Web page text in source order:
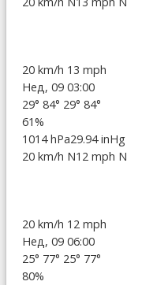
20 km/h 13 mph
Нед, 09 03:00
29° 84° 29° 84°
61%
1014 hPa29.94 inHg
20 km/h N12 mph N
20 km/h 12 mph
Нед, 09 06:00
25° 77° 25° 77°
80%